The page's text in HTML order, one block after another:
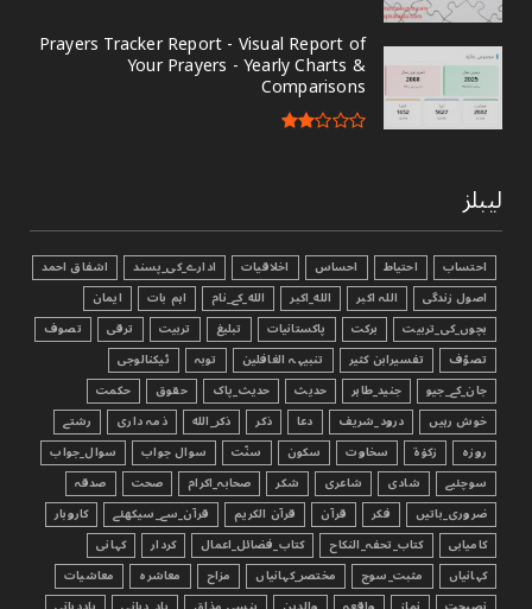
Prayers Tracker Report - Visual Report of
Your Prayers - Yearly Charts &
Comparisons
لیبلز
احتساب احتیاط احساس اخلاقیات ادارے_کی_پسند
اشفاق احمد
اصول زندگی
اللہ اکبر الله_اکبر الله_کے_نام اہم بات
ایمان
بچوں_کی_تربیت
برکت پاکستانیات تبليغ تربیت ترقی
تصوف
تصوّف
تفسیرابن کثیر تنبیہہ الغافلین توبہ
ٹیکنالوجی
جان_کے_جیو
جنید_طاہر حدیث حدیث_پاک حقوق
حکمت
خوش رہیں
درود_شریف دعا ذکر ذکر_الله ذمہ داری
رشتے
روزہ
زکوٰۃ سخاوت سکون سنّت سوال جواب
سوال_جواب
سوچئیے
شادی شاعری شکر صحابہ_اکرام صحت
صدقہ
ضروری_باتیں
فکر قرآن قرآن الکریم قرآن_سے_سیکھئے
کاروبار
کامیابی
کتاب_تحفہ_النکاح کتاب_فضائل_اعمال کردار
کہانی
کہانیاں
مثبت_سوچ مختصر_کہانیاں مزاح معاشرہ
معاشیات